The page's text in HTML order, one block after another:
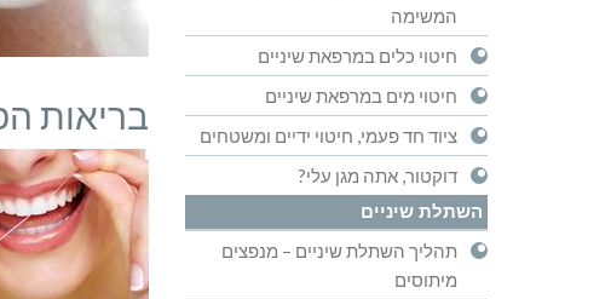
בריאות
המשימה
חיטוי כלים במרפאת שיניים
חיטוי מים במרפאת שיניים
ציוד חד פעמי, חיטוי ידיים ומשטחים
דוקטור, אתה מגן עלי?
השתלת שיניים
תהליך השתלת שיניים – מנפצים
מיתוסים